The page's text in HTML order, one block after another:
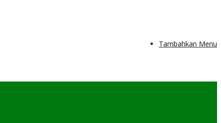
Tambahkan Menu